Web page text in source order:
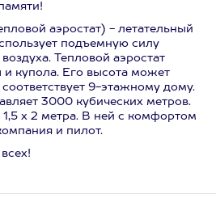
аэростат) - летательный
подъемную силу
Тепловой аэростат
и купола. Его высота может
соответствует 9-этажному дому.
3000 кубических метров.
х 2 метра. В ней с комфортом
и пилот.